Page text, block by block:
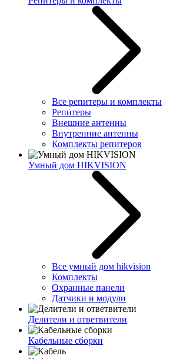
Все репитеры и комплекты
Репитеры
Внешние антенны
Внутренние антенны
Комплекты репитеров
Умный дом HIKVISION
Все умный дом hikvision
Комплекты
Охранные панели
Датчики и модули
Делители и ответвители
Кабельные сборки